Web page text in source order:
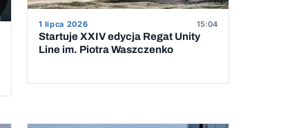
1 lipca 2026 15:04
Startuje XXIV edycja Regat Unity
Line im. Piotra Waszczenko